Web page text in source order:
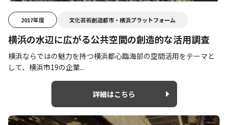
2017年度 文化芸術創造都市・横浜プラットフォーム
横浜の水辺に広がる公共空間の創造的な活用調査
横浜ならではの魅力を持つ横浜都心臨海部の空間活用をテーマと
して、横浜市19の企業...
詳細はこちら